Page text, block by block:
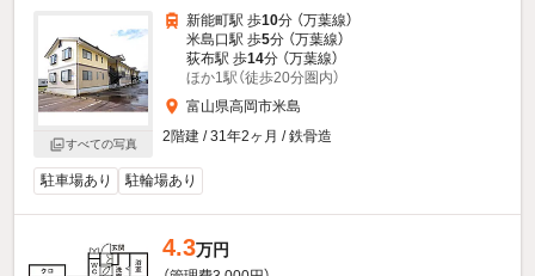
すべての写真
新能町駅 歩10分 （万葉線）
米島口駅 歩5分 （万葉線）
荻布駅 歩14分 （万葉線）
ほか1駅（徒歩20分圏内）
富山県高岡市米島
2階建 / 31年2ヶ月 / 鉄骨造
駐車場あり 駐輪場あり
4.3万円